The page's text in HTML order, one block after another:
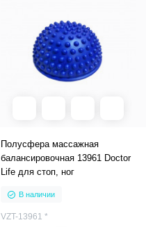
Полусфера массажная
балансировочная 13961 Doctor
Life для стоп, ног
В наличии
VZT-13961 *